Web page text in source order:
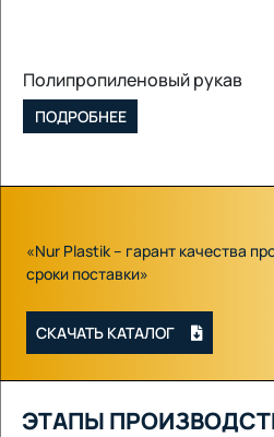
Полипропиленовый рукав
ПОДРОБНЕЕ
«Nur Plastik – гарант качества
сроки поставки»
СКАЧАТЬ КАТАЛОГ
ЭТАПЫ